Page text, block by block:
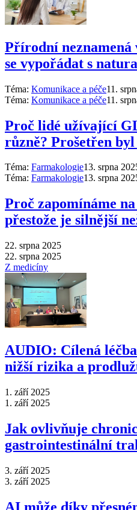
Přírodní neznamená
se vypořádat s
Téma: Komunikace a péče11.
Téma: Komunikace a péče11.
Proč lidé užívající
různě? Prošetřen byl
Téma: Farmakologie13. srpna
Téma: Farmakologie13. srpna
Proč zapomínáme
přestože je silnější
22. srpna 2025
22. srpna 2025
Z medicíny
AUDIO: Cílená
nižší rizika a
1. září 2025
1. září 2025
Jak ovlivňuje
gastrointestinální
3. září 2025
3. září 2025